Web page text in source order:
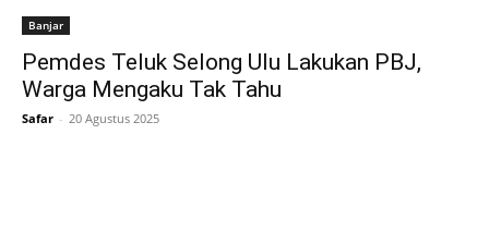
Banjar
Pemdes Teluk Selong Ulu Lakukan PBJ,
Warga Mengaku Tak Tahu
Safar - 20 Agustus 2025